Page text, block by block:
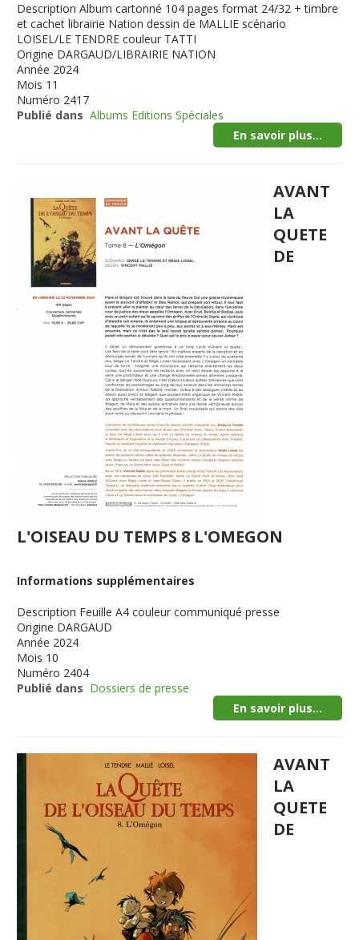
Description Album cartonné 104 pages format 24/32 + timbre
et cachet librairie Nation dessin de MALLIE scénario
LOISEL/LE TENDRE couleur TATTI
Origine DARGAUD/LIBRAIRIE NATION
Année 2024
Mois 11
Numéro 2417
Publié dans Albums Editions Spéciales
En savoir plus...
AVANT
LA
QUETE
DE
L'OISEAU DU TEMPS 8 L'OMEGON
Informations supplémentaires
Description Feuille A4 couleur communiqué presse
Origine DARGAUD
Année 2024
Mois 10
Numéro 2404
Publié dans Dossiers de presse
En savoir plus...
AVANT
LA
QUETE
DE